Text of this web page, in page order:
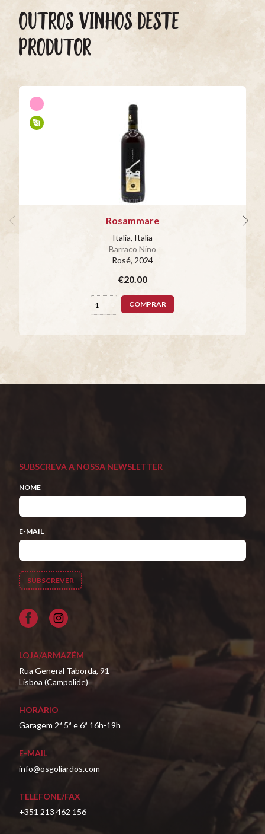
OUTROS VINHOS DESTE
PRODUTOR
Rosammare
Italia, Italia
Barraco Nino
Rosé, 2024
€20.00
COMPRAR
SUBSCREVA A NOSSA NEWSLETTER
NOME
E-MAIL
Facebook
LOJA/ARMAZÉM
Rua General Taborda, 91
Lisboa (Campolide)
HORÁRIO
Garagem 2ª 5ª e 6ª 16h-19h
E-MAIL
info@osgoliardos.com
TELEFONE/FAX
+351 213 462 156